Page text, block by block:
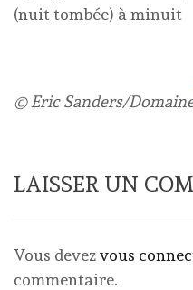
(nuit tombée) à minuit
© Eric Sanders/
LAISSER UN
Vous devezvous
commentaire.